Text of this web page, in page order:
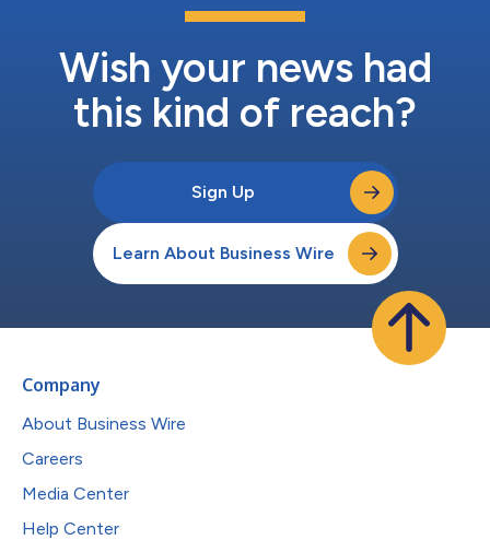
Wish your news had
this kind of reach?
Sign Up
Learn About Business Wire
Company
About Business Wire
Careers
Media Center
Help Center